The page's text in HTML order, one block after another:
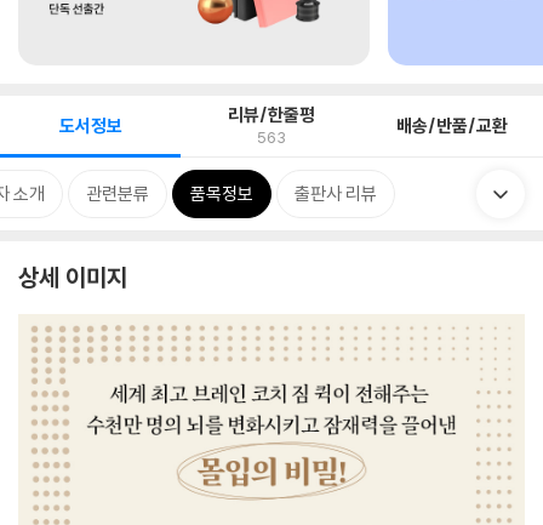
도서정보 리뷰/한줄평
563 배송/반품/교환
소개 관련분류 품목정보 출판사 리뷰
상세 이미지